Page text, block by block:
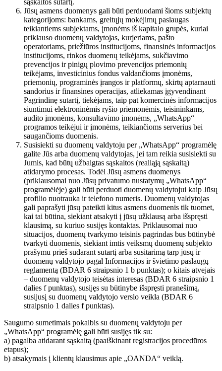
sąskaitos sutartį.
Jūsų asmens duomenys gali būti perduodami šioms subjektų
kategorijoms: bankams, greitųjų mokėjimų paslaugas
teikiantiems subjektams, įmonėms iš kapitalo grupės, kuriai
priklauso duomenų valdytojas, kurjeriams, pašto
operatoriams, priežiūros institucijoms, finansinės informacijos
institucijoms, rinkos duomenų teikėjams, sukčiavimo
prevencijos ir pinigų plovimo prevencijos priemonių
teikėjams, investicinius fondus valdančioms įmonėms,
priemonių, programinės įrangos ir platformų, skirtų aptarnauti
sandorius ir finansines operacijas, atliekamas įgyvendinant
Pagrindinę sutartį, tiekėjams, taip pat komercinės informacijos
siuntimui elektroninėmis ryšio priemonėmis, teisininkams,
audito įmonėms, konsultavimo įmonėms, „WhatsApp“
programos teikėjui ir įmonėms, teikiančioms serverius bei
saugančioms duomenis.
Susisiekti su duomenų valdytoju per „WhatsApp“ programėlę
galite Jūs arba duomenų valdytojas, jei tam reikia susisiekti su
Jumis, kad būtų užbaigtas sąskaitos (realiąją sąskaitą)
atidarymo procesas. Todėl Jūsų asmens duomenys
(priklausomai nuo Jūsų privatumo nustatymų „WhatsApp“
programėlėje) gali būti perduoti duomenų valdytojui kaip Jūsų
profilio nuotrauka ir telefono numeris. Duomenų valdytojas
gali paprašyti jūsų pateikti kitus asmens duomenis tik tuomet,
kai tai būtina, siekiant atsakyti į jūsų užklausą arba išspręsti
klausimą, su kuriuo susijęs kontaktas. Priklausomai nuo
situacijos, duomenų tvarkymo teisinis pagrindas bus būtinybė
tvarkyti duomenis, siekiant imtis veiksmų duomenų subjekto
prašymu prieš sudarant sutartį arba susitarimą tarp jūsų ir
duomenų valdytojo pagal Informacijos ir švietimo paslaugų
reglamentą (BDAR 6 straipsnio 1 b punktas); o kitais atvejais
– duomenų valdytojo teisėtas interesas (BDAR 6 straipsnio 1
dalies f punktas), susijęs su būtinybe išspręsti pranešimą,
susijusį su duomenų valdytojo verslo veikla (BDAR 6
straipsnio 1 dalies f punktas).
Saugumo sumetimais pokalbis su duomenų valdytoju per
„WhatsApp“ programėlę gali būti susijęs tik su:
a) pagalba atidarant sąskaitą (paaiškinant registracijos procedūros
etapus);
b) atsakymais į klientų klausimus apie „OANDA“ veiklą.